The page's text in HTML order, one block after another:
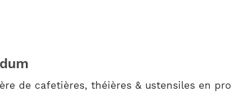
de cafetières, théières & ustensiles en